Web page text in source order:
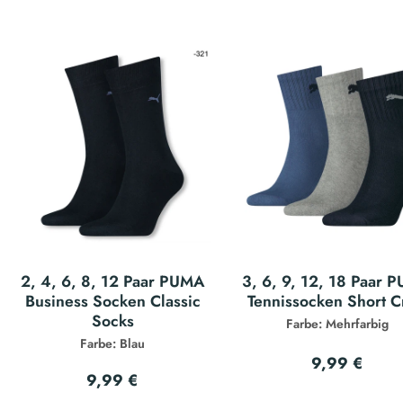
2, 4, 6, 8, 12 Paar PUMA
Business Socken Classic
Socks
Farbe: Blau
9,99 €
3, 6, 9, 12, 18 Paar
Tennissocken Short
Farbe: Mehrfarbig
9,99 €